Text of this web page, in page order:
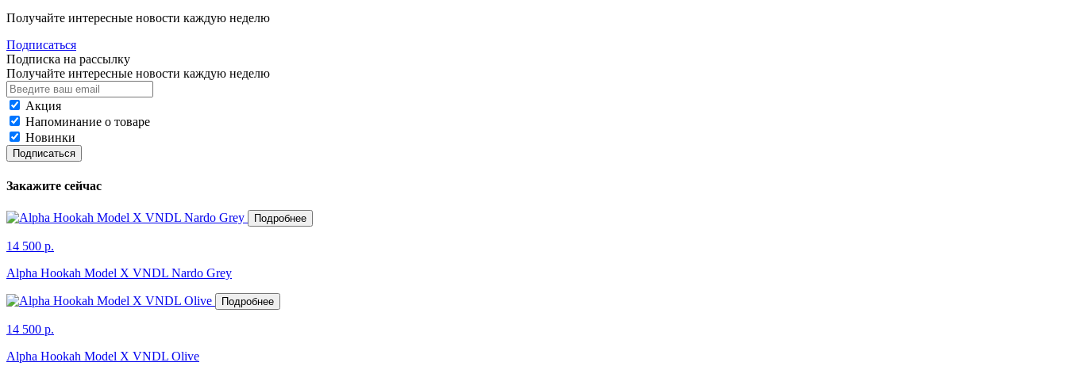
Получайте интересные новости каждую неделю
Подписаться
Подписка на рассылку
Получайте интересные новости каждую неделю
Акция
Напоминание о товаре
Новинки
Подписаться
Закажите сейчас
Подробнее
14 500 р.
Alpha Hookah Model X VNDL Nardo Grey
Подробнее
14 500 р.
Alpha Hookah Model X VNDL Olive